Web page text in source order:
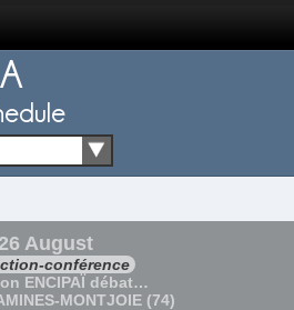
August
conférence
ENCIPAÏ débat…
MONTJOIE (74)